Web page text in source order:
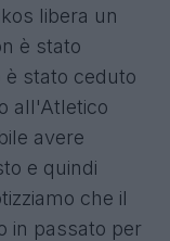
libera un
è stato
è stato ceduto
all'Atletico
avere
e quindi
che il
in passato per